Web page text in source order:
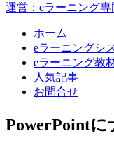
運営：eラーニング
ホーム
eラーニングシ
eラーニング教
人気記事
お問合せ
PowerPoint